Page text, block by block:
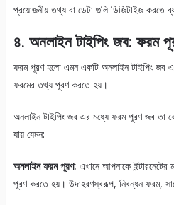
প্রয়োজনীয় তথ্য বা ডেটা গুলি ডিজিটাইজ করতে
৪. অনলাইন টাইপিং জব:
ফরম পূরণ হলো এমন একটি অনলাইন টাইপিং জব
ফরমের তথ্য পূরণ করতে হয়।
অনলাইন টাইপিং জব এর মধ্যে ফরম পূরণ জব তা
যায় যেমন:
অনলাইন ফরম পূরণ: এখানে আপনাকে
পূরণ করতে হয়। উদাহরণস্বরূপ, নিবন্ধন ফরম,